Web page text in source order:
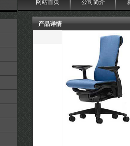
产品详情
网站首页 公司简介